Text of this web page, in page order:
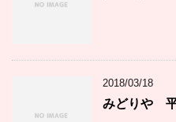
2018/03/18
みどりや